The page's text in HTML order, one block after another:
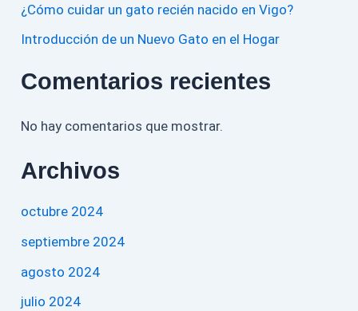
¿Cómo cuidar un gato recién nacido en Vigo?
Introducción de un Nuevo Gato en el Hogar
Comentarios recientes
No hay comentarios que mostrar.
Archivos
octubre 2024
septiembre 2024
agosto 2024
julio 2024